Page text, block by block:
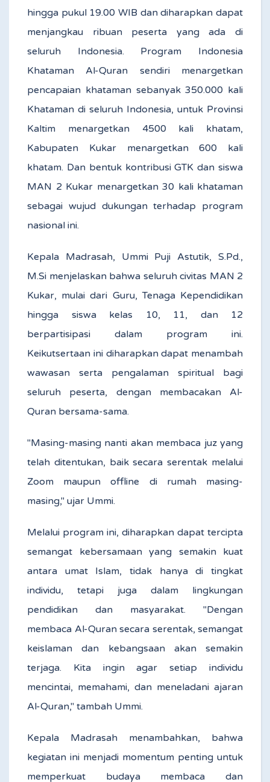
hingga pukul 19.00 WIB dan diharapkan dapat
menjangkau ribuan peserta yang ada di
seluruh Indonesia. Program Indonesia
Khataman Al-Quran sendiri menargetkan
pencapaian khataman sebanyak 350.000 kali
Khataman di seluruh Indonesia, untuk Provinsi
Kaltim menargetkan 4500 kali khatam,
Kabupaten Kukar menargetkan 600 kali
khatam. Dan bentuk kontribusi GTK dan siswa
MAN 2 Kukar menargetkan 30 kali khataman
sebagai wujud dukungan terhadap program
nasional ini.
Kepala Madrasah, Ummi Puji Astutik, S.Pd.,
M.Si menjelaskan bahwa seluruh civitas MAN 2
Kukar, mulai dari Guru, Tenaga Kependidikan
hingga siswa kelas 10, 11, dan 12
berpartisipasi dalam program ini.
Keikutsertaan ini diharapkan dapat menambah
wawasan serta pengalaman spiritual bagi
seluruh peserta, dengan membacakan Al-
Quran bersama-sama.
"Masing-masing nanti akan membaca juz yang
telah ditentukan, baik secara serentak melalui
Zoom maupun offline di rumah masing-
masing," ujar Ummi.
Melalui program ini, diharapkan dapat tercipta
semangat kebersamaan yang semakin kuat
antara umat Islam, tidak hanya di tingkat
individu, tetapi juga dalam lingkungan
pendidikan dan masyarakat. "Dengan
membaca Al-Quran secara serentak, semangat
keislaman dan kebangsaan akan semakin
terjaga. Kita ingin agar setiap individu
mencintai, memahami, dan meneladani ajaran
Al-Quran," tambah Ummi.
Kepala Madrasah menambahkan, bahwa
kegiatan ini menjadi momentum penting untuk
memperkuat budaya membaca dan